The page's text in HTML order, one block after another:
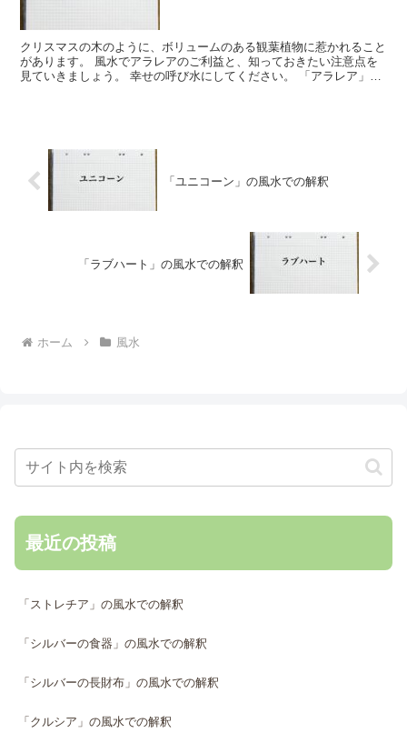
クリスマスの木のように、ボリュームのある観葉植物に惹かれること
があります。 風水でアラレアのご利益と、知っておきたい注意点を
見ていきましょう。 幸せの呼び水にしてください。 「アラレア」の
「ユニコーン」の風水での解釈
「ラブハート」の風水での解釈
ホーム 風水
最近の投稿
「ストレチア」の風水での解釈
「シルバーの食器」の風水での解釈
「シルバーの長財布」の風水での解釈
「クルシア」の風水での解釈